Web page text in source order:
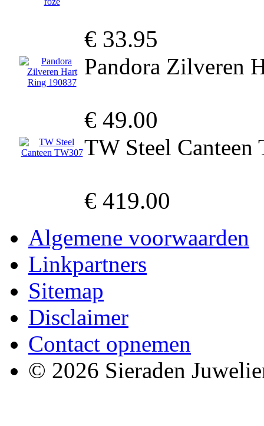
€ 33.95
Pandora Zilveren
€ 49.00
TW Steel Canteen
€ 419.00
Algemene voorwaarden
Linkpartners
Sitemap
Disclaimer
Contact opnemen
© 2026 Sieraden